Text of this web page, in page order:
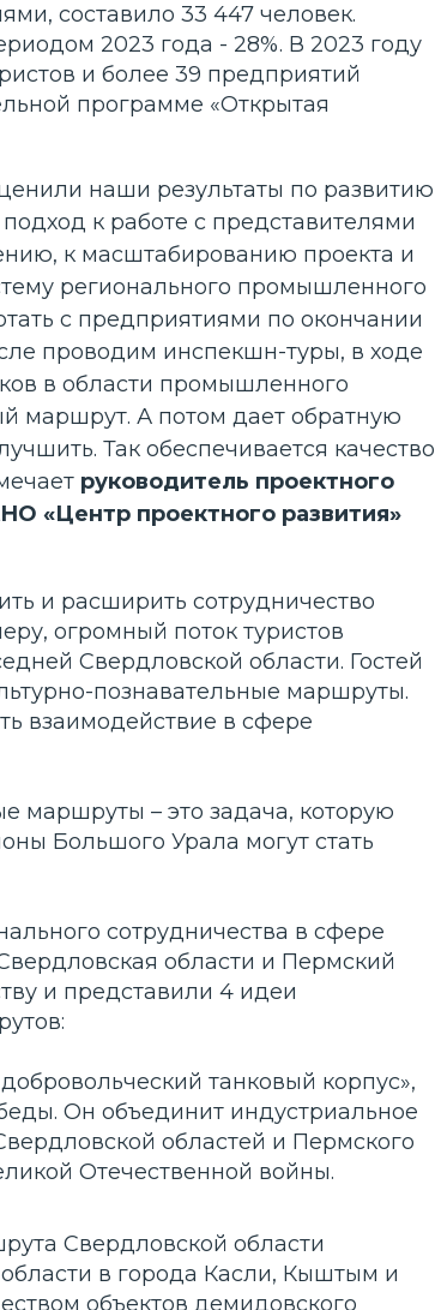
составило 33 447 человек.
2023 года - 28%. В 2023 году
и более 39 предприятий
программе «Открытая
наши результаты по развитию
к работе с представителями
к масштабированию проекта и
регионального промышленного
с предприятиями по окончании
проводим инспекшн-туры, в ходе
в области промышленного
маршрут. А потом дает обратную
Так обеспечивается качество
руководитель проектного
«Центр проектного развития»
и расширить сотрудничество
огромный поток туристов
Свердловской области. Гостей
познавательные маршруты.
взаимодействие в сфере
маршруты – это задача, которую
Большого Урала могут стать
сотрудничества в сфере
области и Пермский
и представили 4 идеи
танковый корпус»,
Он объединит индустриальное
областей и Пермского
Отечественной войны.
Свердловской области
в города Касли, Кыштым и
объектов демидовского